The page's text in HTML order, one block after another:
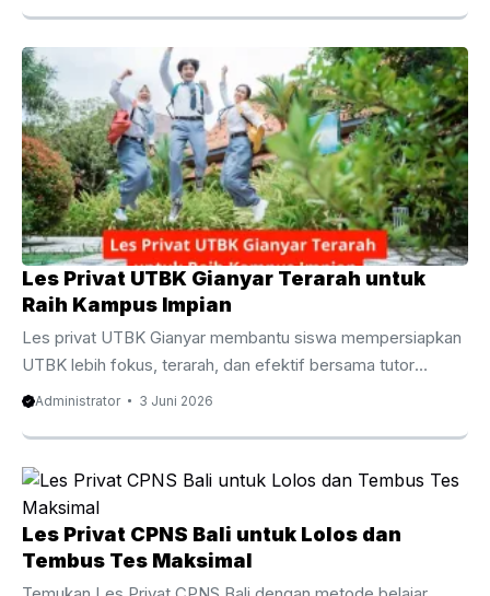
Berbasis Komputer membutuhkan persiapan yang matang,
strategi belajar yang tepat, serta pendampingan yang
sesuai dengan kebutuhan setiap siswa. Oleh karena itu, les
privat UTBK Gianyar menjadi pilihan yang semakin diminati
oleh siswa SMA dan lulusan yang ingin meningkatkan
peluang diterima di perguruan tinggi negeri impian. Berbeda
dengan pembelajaran di kelas yang ...
Les Privat UTBK Gianyar Terarah untuk
Raih Kampus Impian
Les privat UTBK Gianyar membantu siswa mempersiapkan
UTBK lebih fokus, terarah, dan efektif bersama tutor
berpengalaman untuk meningkatkan peluang lolos PTN
Kampus Impian Persaingan masuk perguruan tinggi negeri
semakin ketat dari tahun ke tahun. Oleh karena itu, banyak
siswa mulai mencari metode belajar yang lebih efektif agar
mampu menghadapi ujian dengan percaya diri. Salah satu
pilihan yang semakin diminati adalah les privat UTBK
Gianyar karena menawarkan pembelajaran yang lebih fokus,
Administrator 3 Juni 2026
Les Privat CPNS Bali untuk Lolos dan
Tembus Tes Maksimal